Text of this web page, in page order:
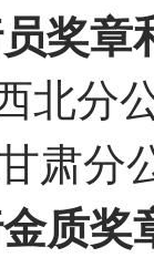
奖章
北分
肃分
质奖